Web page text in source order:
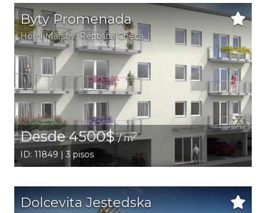
Byty Promenada
Horni Marsov, Repblica Checa
Desde 4500$/ m2
ID: 11849 | 3 pisos
Dolcevita Jestedska